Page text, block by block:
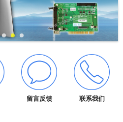
留言反馈 联系我们